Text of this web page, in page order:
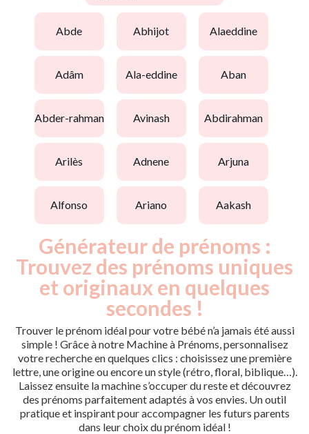
abde abhijot alaeddine
adâm ala-eddine aban
abder-rahman avinash abdirahman
arilès adnene arjuna
alfonso ariano aakash
Générateur de prénoms :
Trouvez des prénoms uniques
et originaux en quelques
secondes !
Trouver le prénom idéal pour votre bébé n’a jamais été aussi
simple ! Grâce à notre Machine à Prénoms, personnalisez
votre recherche en quelques clics : choisissez une première
lettre, une origine ou encore un style (rétro, floral, biblique…).
Laissez ensuite la machine s’occuper du reste et découvrez
des prénoms parfaitement adaptés à vos envies. Un outil
pratique et inspirant pour accompagner les futurs parents
dans leur choix du prénom idéal !